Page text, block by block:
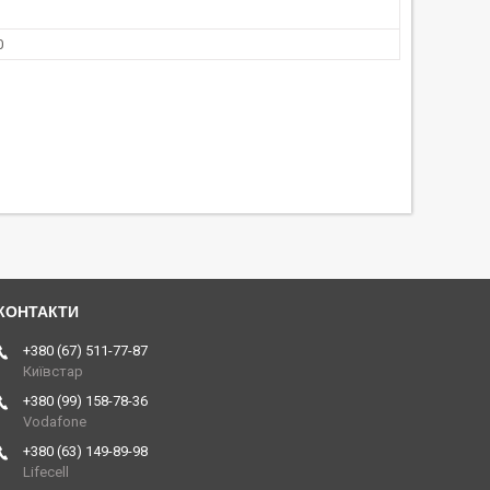
+380 (67) 511-77-87
Київстар
+380 (99) 158-78-36
Vodafone
+380 (63) 149-89-98
Lifecell